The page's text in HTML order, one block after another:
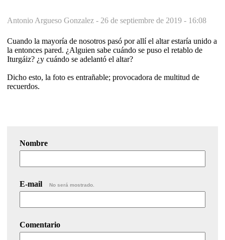
Antonio Argueso Gonzalez - 26 de septiembre de 2019 - 16:08
Cuando la mayoría de nosotros pasó por allí el altar estaría unido a
la entonces pared. ¿Alguien sabe cuándo se puso el retablo de
Iturgáiz? ¿y cuándo se adelantó el altar?
Dicho esto, la foto es entrañable; provocadora de multitud de
recuerdos.
Nombre
E-mail No será mostrado.
Comentario